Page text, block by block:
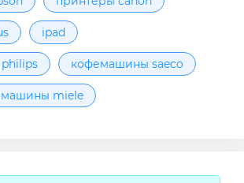
ipad
кофемашины saeco
машины miele